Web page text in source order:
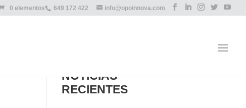
649 172 422 info@opoinnova.com
0 elementos
NOTICIAS
RECIENTES